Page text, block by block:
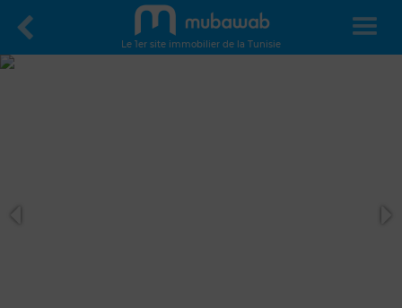
Le 1er site immobilier de la Tunisie